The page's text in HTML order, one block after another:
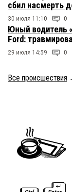
сбил насмерть
30 июля 11:10 0
Юный водитель
Ford:
29 июля 14:59 0
Все происшествия